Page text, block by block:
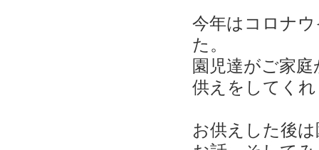
今年はコロナ
た。
園児達がご家
供えをしてく
お供えした後